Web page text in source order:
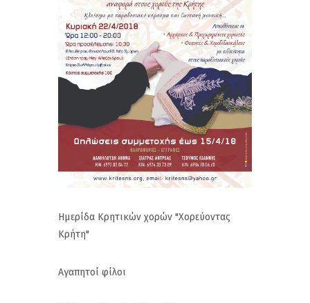
Ημερίδα Κρητικών χορών "Χορεύοντας
Κρήτη"
Αγαπητοί φίλοι